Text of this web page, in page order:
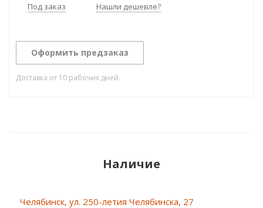
Под заказ Нашли дешевле?
Оформить предзаказ
Доставка от 10 рабочих дней
Наличие
Челябинск, ул. 250-летия Челябинска, 27